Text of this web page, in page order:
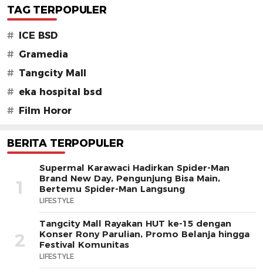
TAG TERPOPULER
#
ICE BSD
# Gramedia
# Tangcity Mall
# eka hospital bsd
#
Film Horor
BERITA TERPOPULER
1
Supermal Karawaci Hadirkan Spider-Man
Brand New Day, Pengunjung Bisa Main,
Bertemu Spider-Man Langsung
LIFESTYLE
2
Tangcity Mall Rayakan HUT ke-15 dengan
Konser Rony Parulian, Promo Belanja hingga
Festival Komunitas
LIFESTYLE